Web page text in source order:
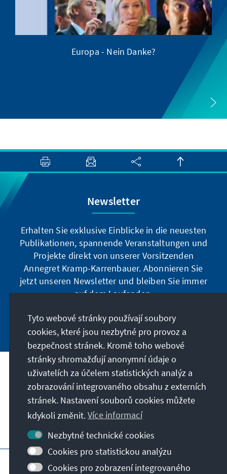
Europa - Nein Danke?
Newsletter
Erhalten Sie exklusive Einblicke in die neuesten
Publikationen, spannende Veranstaltungen und
Projekte direkt von unserer Vorsitzenden
Annegret Kramp-Karrenbauer. Abonnieren Sie
jetzt unseren Newsletter und bleiben Sie immer
auf dem Laufenden.
Jetzt abonnieren
Naše poslání
Kontakt
Další nabídky Stiftungu
Zásady ochrany soukromí
Tyto webové stránky používají soubory
cookies, které jsou nezbytné pro provoz a
bezpečnost stránek. Kromě toho webové
stránky shromažďují anonymní údaje o
uživatelích za účelem statistických analýz a
zobrazování integrovaného obsahu z externích
stránek. Nastavení souborů cookies můžete
kdykoli změnit.Více informací
Nezbytné technické cookies
Cookies pro statistickou analýzu
Cookies pro zobrazení integrovaného